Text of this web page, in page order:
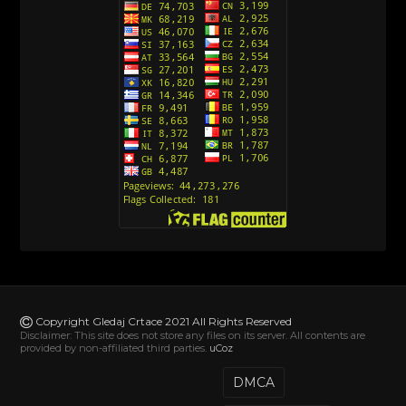
Action Man (Sinhronizovano na Hrvatski)
Action Man (2000) Sinhronizovano na Hrvatski
Andjeoski Prijatelji (Sinhronizovano na Srpski)
Ajkuca (Sharkdog) Sinhronizovano na Srpski
Alvin i veverice (Alvinnn!!! And the Chipmunks)
Sinhronizovano na Srpski
[78]
Abominable The Invisible (2022) Sinhronizovano
Copyright Gledaj Crtace 2021 All Rights Reserved
Disclaimer: This site does not store any files on its server. All contents are
provided by non-affiliated third parties. uCoz
DMCA